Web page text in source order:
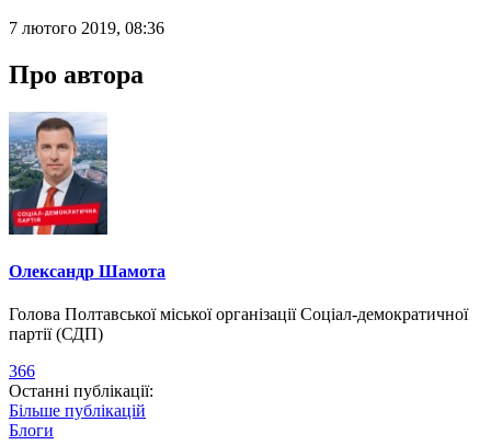
7 лютого 2019, 08:36
Про автора
Олександр Шамота
Голова Полтавської міської організації Соціал-демократичної
партії (СДП)
366
Останні публікації:
Більше публікацій
Блоги